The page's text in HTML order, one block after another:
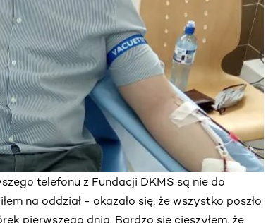
telefonu z Fundacji DKMS są nie do
na oddział - okazało się, że wszystko poszło
pierwszego dnia. Bardzo się cieszyłem, że